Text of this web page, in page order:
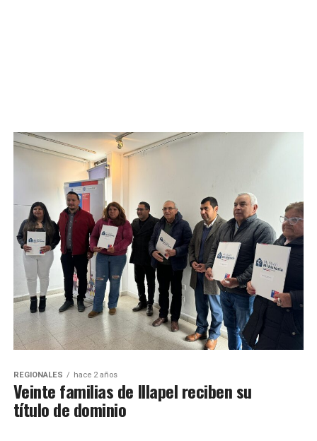
REGIONALES hace 2 años
Veinte familias de Illapel reciben su
título de dominio